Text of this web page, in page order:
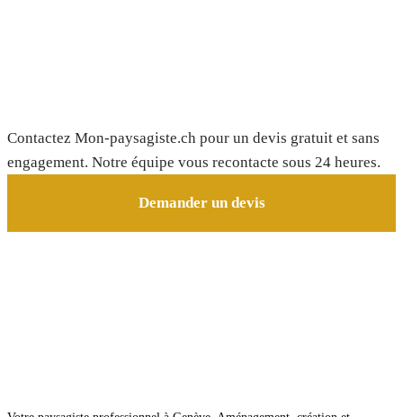
Contactez Mon-paysagiste.ch pour un devis gratuit et sans
engagement. Notre équipe vous recontacte sous 24 heures.
Demander un devis